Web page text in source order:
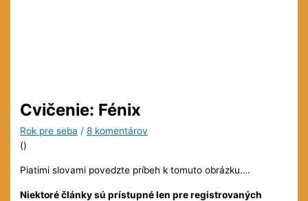
Cvičenie: Fénix
Rok pre seba /8 komentárov
()
Piatimi slovami povedzte príbeh k tomuto obrázku….
Niektoré články sú prístupné len pre registrovaných